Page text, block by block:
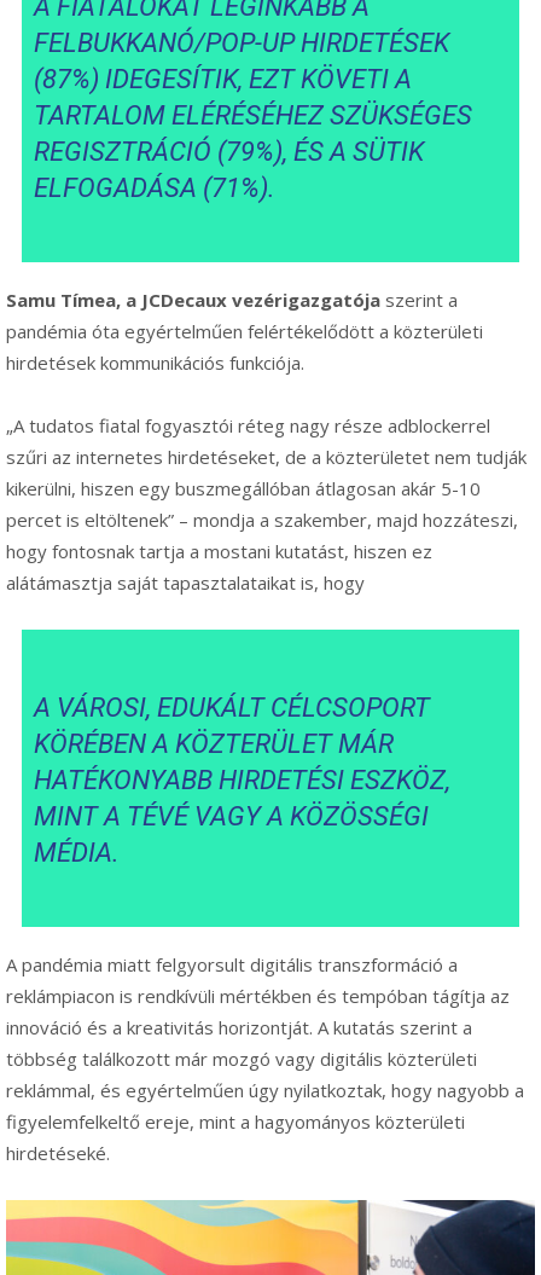
A FIATALOKAT LEGINKÁBB A
FELBUKKANÓ/POP-UP HIRDETÉSEK
(87%) IDEGESÍTIK, EZT KÖVETI A
TARTALOM ELÉRÉSÉHEZ SZÜKSÉGES
REGISZTRÁCIÓ (79%), ÉS A SÜTIK
ELFOGADÁSA (71%).
Samu Tímea, a JCDecaux vezérigazgatója szerint a
pandémia óta egyértelműen felértékelődött a közterületi
hirdetések kommunikációs funkciója.
„A tudatos fiatal fogyasztói réteg nagy része adblockerrel
szűri az internetes hirdetéseket, de a közterületet nem tudják
kikerülni, hiszen egy buszmegállóban átlagosan akár 5-10
percet is eltöltenek” – mondja a szakember, majd hozzáteszi,
hogy fontosnak tartja a mostani kutatást, hiszen ez
alátámasztja saját tapasztalataikat is, hogy
A VÁROSI, EDUKÁLT CÉLCSOPORT
KÖRÉBEN A KÖZTERÜLET MÁR
HATÉKONYABB HIRDETÉSI ESZKÖZ,
MINT A TÉVÉ VAGY A KÖZÖSSÉGI
MÉDIA.
A pandémia miatt felgyorsult digitális transzformáció a
reklámpiacon is rendkívüli mértékben és tempóban tágítja az
innováció és a kreativitás horizontját. A kutatás szerint a
többség találkozott már mozgó vagy digitális közterületi
reklámmal, és egyértelműen úgy nyilatkoztak, hogy nagyobb a
figyelemfelkeltő ereje, mint a hagyományos közterületi
hirdetéseké.